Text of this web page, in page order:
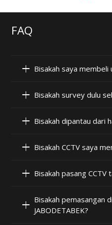
FAQ
Bisakah saya membeli
Bisakah survey dulu
Bisakah dipantau dari
Bisakah CCTV saya
Bisakah pasang CCTV
Bisakah pemasangan
JABODETABEK?